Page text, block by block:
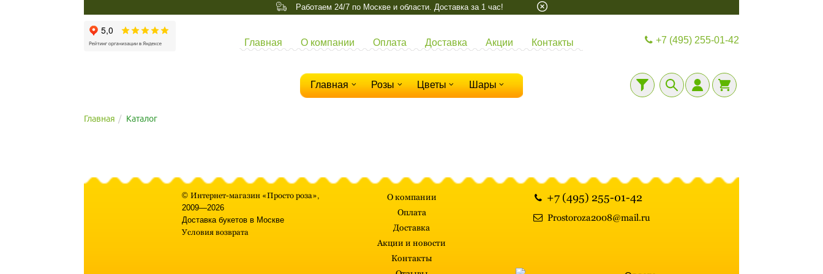
Работаем 24/7 по Москве и области. Доставка за 1 час!
Главная О компании Оплата Доставка Акции Контакты
Главная Розы Цветы Шары
+7 (495) 255-01-42
Главная Каталог
© Интернет-магазин «Просто роза»,
2009—2026
Доставка букетов в Москве
Условия возврата
О компании
Оплата
Доставка
Акции и новости
Контакты
+7 (495) 255-01-42
Prostoroza2008@mail.ru